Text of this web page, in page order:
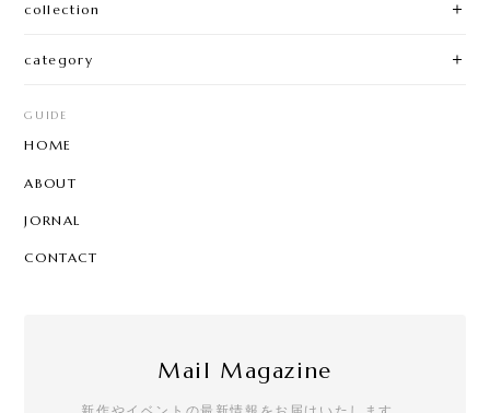
collection
category
GUIDE
HOME
ABOUT
JORNAL
CONTACT
Mail Magazine